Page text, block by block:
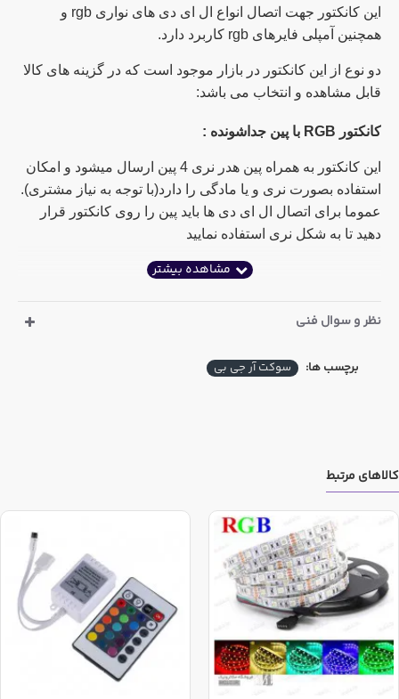
این کانکتور جهت اتصال انواع ال ای دی های نواری rgb و
همچنین آمپلی فایرهای rgb کاربرد دارد.
دو نوع از این کانکتور در بازار موجود است که در گزینه های کالا
قابل مشاهده و انتخاب می باشد:
کانکتور RGB با پین جداشونده :
این کانکتور به همراه پین هدر نری 4 پین ارسال میشود و امکان
استفاده بصورت نری و یا مادگی را دارد(با توجه به نیاز مشتری).
عموما برای اتصال ال ای دی ها باید پین را روی کانکتور قرار
دهید تا به شکل نری استفاده نمایید
نظر و سوال فنی
برچسب ها: سوکت آر جی بی
کالاهای مرتبط